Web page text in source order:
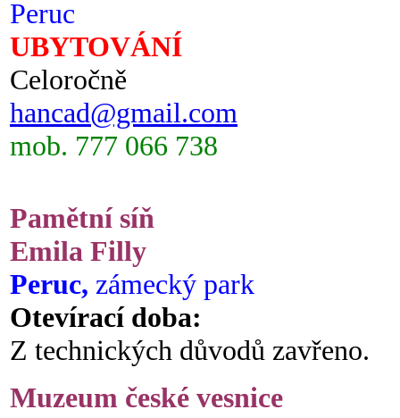
Peruc
UBYTOVÁNÍ
Celoročně
hancad@gmail.com
mob. 777 066 738
Pamětní síň
Emila Filly
Peruc, zámecký park
Otevírací doba:
Z technických důvodů zavřeno.
Muzeum české vesnice